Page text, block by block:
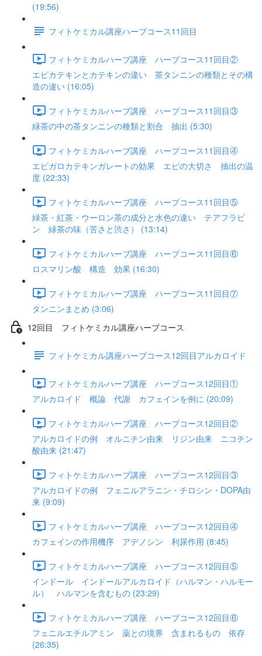
(19:56)
フィトケミカル講座ハーブコース11回目
フィトケミカルハーブ講座 ハーブコース11回目②
エピカテキンとカテキンの違い 茶タンニンの種類とその構
造の違い (16:05)
フィトケミカルハーブ講座 ハーブコース11回目③
緑茶の中の茶タンニンの種類と割合 抽出 (5:30)
フィトケミカルハーブ講座 ハーブコース11回目④
エピガロカテキンガレートの効果 エピの大切さ 抽出の温
度 (22:33)
フィトケミカルハーブ講座 ハーブコース11回目⑤
緑茶・紅茶・ウーロン茶の成分と水色の違い テアフラビ
ン 緑茶の味（苦さと渋さ） (13:14)
フィトケミカルハーブ講座 ハーブコース11回目⑥
ロスマリン酸 構造 効果 (16:30)
フィトケミカルハーブ講座 ハーブコース11回目⑦
タンニンまとめ (3:06)
12回目 フィトケミカル講座ハーブコース
フィトケミカル講座ハーブコース12回目アルカロイド
フィトケミカルハーブ講座 ハーブコース12回目①
アルカロイド 概論 代謝 カフェインを例に (20:09)
フィトケミカルハーブ講座 ハーブコース12回目②
アルカロイドの例 オルニチン由来 リジン由来 ニコチン
酸由来 (21:47)
フィトケミカルハーブ講座 ハーブコース12回目③
アルカロイドの例 フェニルアラニン・チロシン・DOPA由
来 (9:09)
フィトケミカルハーブ講座 ハーブコース12回目④
カフェインの作用機序 アデノシン 利尿作用 (8:45)
フィトケミカルハーブ講座 ハーブコース12回目⑤
インドール インドールアルカロイド（ハルマン・ハルモー
ル） ハルマンを含むもの (23:29)
フィトケミカルハーブ講座 ハーブコース12回目⑥
フェニルエチルアミン 薬との境界 含まれるもの 依存
(26:35)